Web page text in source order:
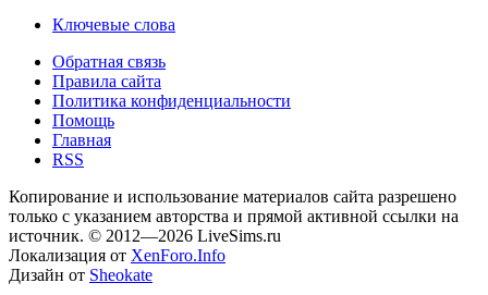
Ключевые слова
Обратная связь
Правила сайта
Политика конфиденциальности
Помощь
Главная
RSS
Копирование и использование материалов сайта разрешено
только с указанием авторства и прямой активной ссылки на
источник. © 2012—2026 LiveSims.ru
Локализация от XenForo.Info
Дизайн от Sheokate